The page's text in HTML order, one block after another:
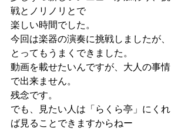
戦とノリノリとで
楽しい時間でした。
今回は楽器の演奏に挑戦しましたが、
とってもうまくできました。
動画を載せたいんですが、大人の事情
で出来ません。
残念です。
でも、見たい人は「らくら亭」にくれ
ば見ることできますからねー